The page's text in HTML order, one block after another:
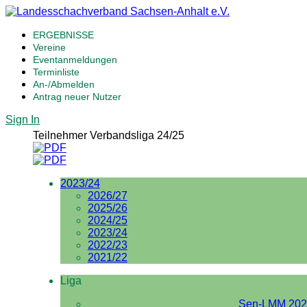
ERGEBNISSE
Vereine
Eventanmeldungen
Terminliste
An-/Abmelden
Antrag neuer Nutzer
Sign In
Teilnehmer Verbandsliga 24/25
2023/24
2026/27
2025/26
2024/25
2023/24
2022/23
2021/22
Liga
Sen-LMM